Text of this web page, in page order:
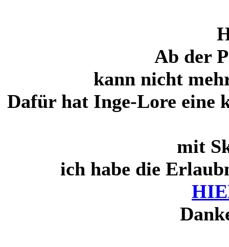
Ab der
kann nicht
Dafür hat Inge-Lore eine
mit
ich habe die